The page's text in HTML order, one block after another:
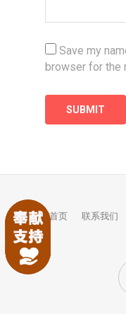
Save my
browser for the
首页 联系我们